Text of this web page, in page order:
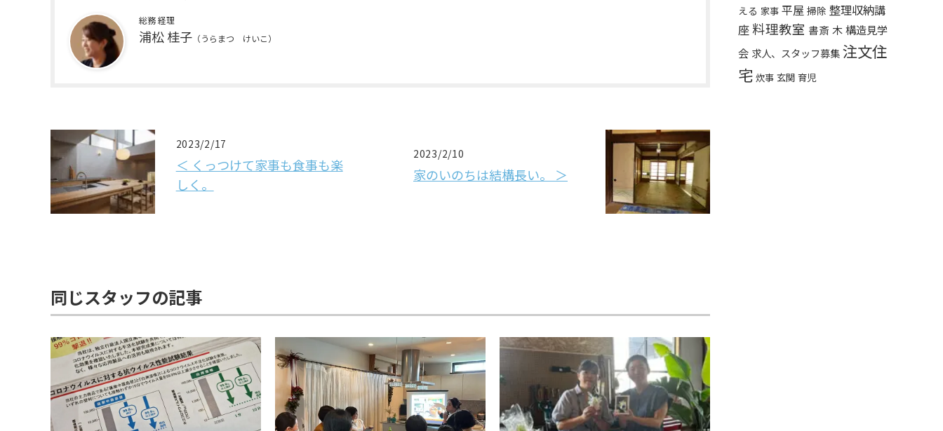
総務 経理
浦松 桂子 （うらまつ けいこ）
2023/2/17
＜ くっつけて家事も食事も楽
しく。
2023/2/10
家のいのちは結構長い。 ＞
同じスタッフの記事
える 家事 平屋 掃除 整理収納講
座料理教室 書斎 木構造見学
会 求人、スタッフ募集注文住
宅 炊事 玄関 育児